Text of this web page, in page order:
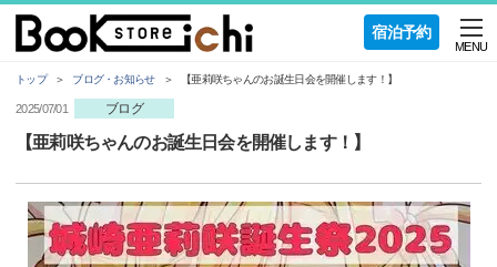
宿泊予約
MENU
トップ ブログ・お知らせ 【亜莉咲ちゃんのお誕生日会を開催します！】
2025/07/01 ブログ
【亜莉咲ちゃんのお誕生日会を開催します！】